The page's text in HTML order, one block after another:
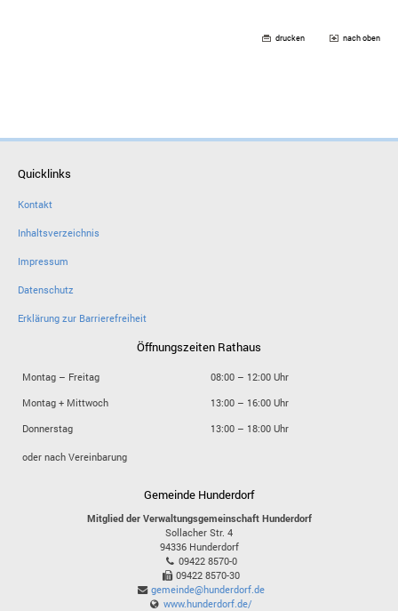
drucken nach oben
Quicklinks
Kontakt
Inhaltsverzeichnis
Impressum
Datenschutz
Erklärung zur Barrierefreiheit
Öffnungszeiten Rathaus
Montag – Freitag
08:00 – 12:00 Uhr
Montag + Mittwoch
13:00 – 16:00 Uhr
Donnerstag
13:00 – 18:00 Uhr
oder nach Vereinbarung
Gemeinde Hunderdorf
Mitglied der Verwaltungsgemeinschaft Hunderdorf
Sollacher Str. 4
94336 Hunderdorf
09422 8570-0
09422 8570-30
gemeinde@hunderdorf.de
www.hunderdorf.de/